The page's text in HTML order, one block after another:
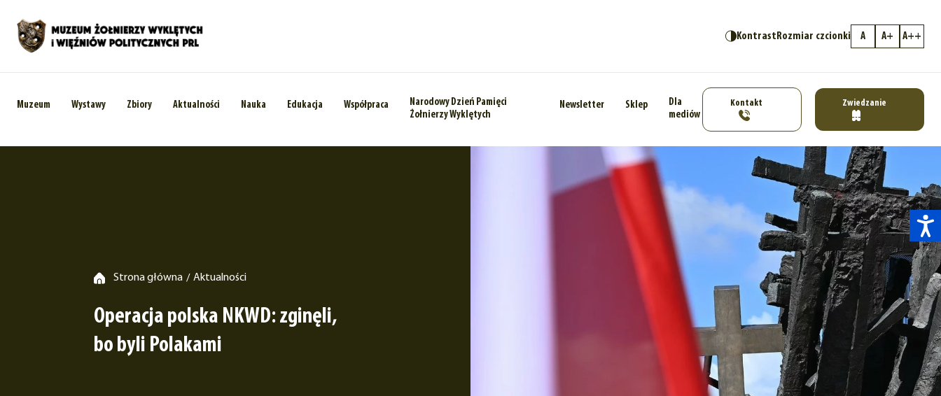
KontrastRozmiar czcionki A A+ A++
Muzeum Wystawy Zbiory Aktualności Nauka Edukacja Współpraca
Narodowy Dzień Pamięci
Żołnierzy Wyklętych
Newsletter Sklep
Dla
mediów
Kontakt Zwiedzanie
Strona główna / Aktualności
Operacja polska NKWD: zginęli,
bo byli Polakami